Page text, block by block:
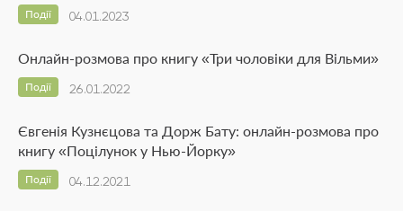
04.01.2023
Події
Онлайн-розмова про книгу «Три чоловіки для Вільми»
26.01.2022
Події
Євгенія Кузнєцова та Дорж Бату: онлайн-розмова про
книгу «Поцілунок у Нью-Йорку»
04.12.2021
Події